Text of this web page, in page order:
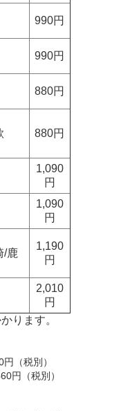
990円
990円
880円
880円
1,090
円
1,090
円
/鹿
1,190
円
2,010
円
ります。
（税別）
税別）